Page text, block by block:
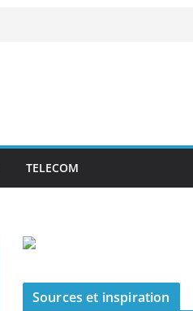
TELECOM
Sources et inspiration